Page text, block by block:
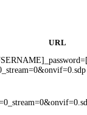
URL